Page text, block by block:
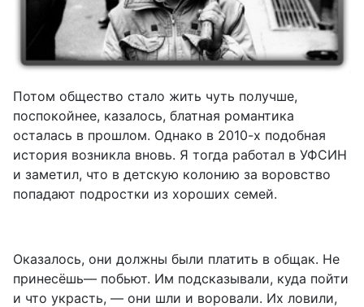
Потом общество стало жить чуть получше,
поспокойнее, казалось, блатная романтика
осталась в прошлом. Однако в 2010-х подобная
история возникла вновь. Я тогда работал в УФСИН
и заметил, что в детскую колонию за воровство
попадают подростки из хороших семей.
Оказалось, они должны были платить в общак. Не
принесёшь— побьют. Им подсказывали, куда пойти
и что украсть, — они шли и воровали. Их ловили,